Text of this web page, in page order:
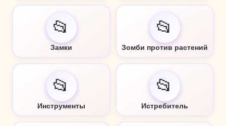
📂
Замки
📂
Зомби против растений
📂
Инструменты
📂
Истребитель